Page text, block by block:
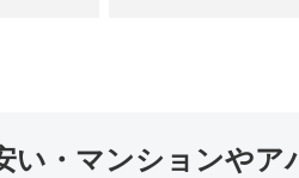
い・マンションやア